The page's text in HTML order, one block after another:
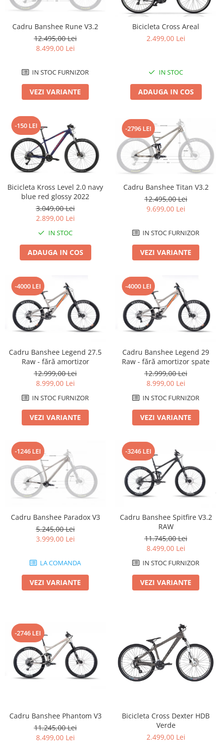
Accesorii
Pedale
Pinioane
Roți spate
Accesorii roți
Roți față
Schimbătoare
Schimbătoare față
Schimbătoare spate
Piese schimbătoare
Manete tije telescopice
Tije fixe
Tubeless și soluții anti-pană
Amortizoare spate
Arcuri
Groupset
Cadru Banshee Rune V3.2
12.495,00 Lei
8.499,00 Lei
IN STOC FURNIZOR
VEZI VARIANTE
Bicicleta Cross Areal
2.499,00 Lei
IN STOC
ADAUGA IN COS
-150 LEI
Bicicleta Kross Level 2.0 navy
blue red glossy 2022
3.049,00 Lei
2.899,00 Lei
IN STOC
ADAUGA IN COS
-2796 LEI
Cadru Banshee Titan V3.2
12.495,00 Lei
9.699,00 Lei
IN STOC FURNIZOR
VEZI VARIANTE
-4000 LEI
Cadru Banshee Legend 27.5
Raw - fără amortizor
12.999,00 Lei
8.999,00 Lei
IN STOC FURNIZOR
VEZI VARIANTE
-4000 LEI
Cadru Banshee Legend 29
Raw - fără amortizor spate
12.999,00 Lei
8.999,00 Lei
IN STOC FURNIZOR
VEZI VARIANTE
-1246 LEI
Cadru Banshee Paradox V3
5.245,00 Lei
3.999,00 Lei
LA COMANDA
VEZI VARIANTE
-3246 LEI
Cadru Banshee Spitfire V3.2
RAW
11.745,00 Lei
8.499,00 Lei
IN STOC FURNIZOR
VEZI VARIANTE
-2746 LEI
Cadru Banshee Phantom V3
11.245,00 Lei
8.499,00 Lei
Bicicleta Cross Dexter HDB
Verde
2.499,00 Lei